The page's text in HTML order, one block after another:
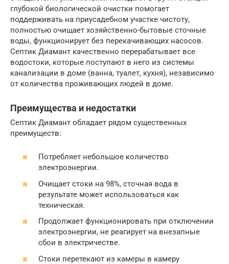
глубокой биологической очистки помогает
поддерживать на приусадебном участке чистоту,
полностью очищает хозяйственно-бытовые сточные
воды, функционирует без перекачивающих насосов.
Септик Диамант качественно перерабатывает все
водостоки, которые поступают в него из системы
канализации в доме (ванна, туалет, кухня), независимо
от количества проживающих людей в доме.
Преимущества и недостатки
Септик Диамант обладает рядом существенных
преимуществ:
Потребляет небольшое количество
электроэнергии.
Очищает стоки на 98%, сточная вода в
результате может использоваться как
техническая.
Продолжает функционировать при отключении
электроэнергии, не реагирует на внезапные
сбои в электричестве.
Стоки перетекают из камеры в камеру